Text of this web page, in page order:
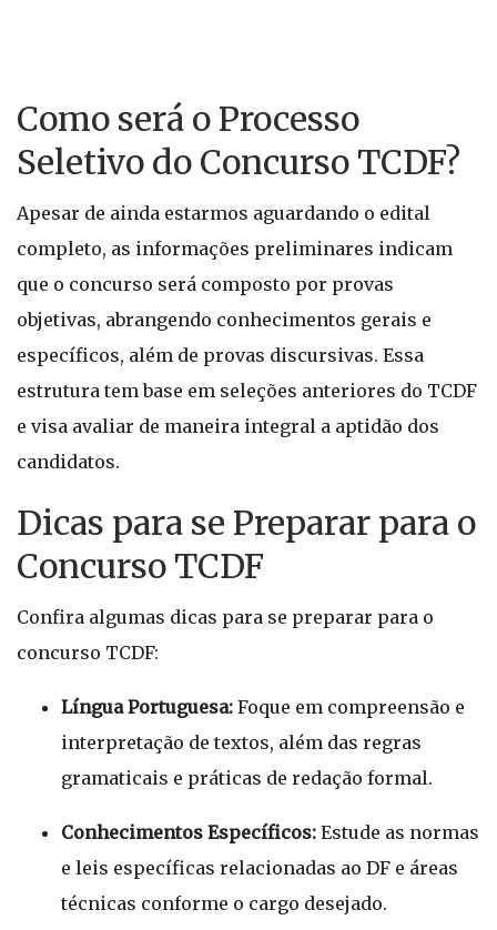
Como será o Processo
Seletivo do Concurso TCDF?
Apesar de ainda estarmos aguardando o edital
completo, as informações preliminares indicam
que o concurso será composto por provas
objetivas, abrangendo conhecimentos gerais e
específicos, além de provas discursivas. Essa
estrutura tem base em seleções anteriores do TCDF
e visa avaliar de maneira integral a aptidão dos
candidatos.
Dicas para se Preparar para o
Concurso TCDF
Confira algumas dicas para se preparar para o
concurso TCDF:
Língua Portuguesa: Foque em compreensão e
interpretação de textos, além das regras
gramaticais e práticas de redação formal.
Conhecimentos Específicos: Estude as normas
e leis específicas relacionadas ao DF e áreas
técnicas conforme o cargo desejado.